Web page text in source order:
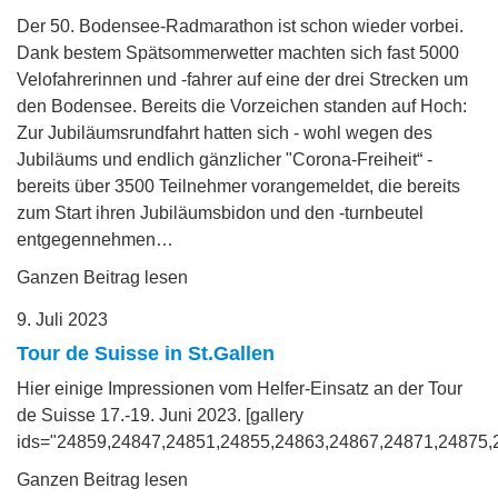
Der 50. Bodensee-Radmarathon ist schon wieder vorbei.
Dank bestem Spätsommerwetter machten sich fast 5000
Velofahrerinnen und -fahrer auf eine der drei Strecken um
den Bodensee. Bereits die Vorzeichen standen auf Hoch:
Zur Jubiläumsrundfahrt hatten sich - wohl wegen des
Jubiläums und endlich gänzlicher "Corona-Freiheit“ -
bereits über 3500 Teilnehmer vorangemeldet, die bereits
zum Start ihren Jubiläumsbidon und den -turnbeutel
entgegennehmen…
Ganzen Beitrag lesen
9. Juli 2023
Tour de Suisse in St.Gallen
Hier einige Impressionen vom Helfer-Einsatz an der Tour
de Suisse 17.-19. Juni 2023. [gallery
Ganzen Beitrag lesen